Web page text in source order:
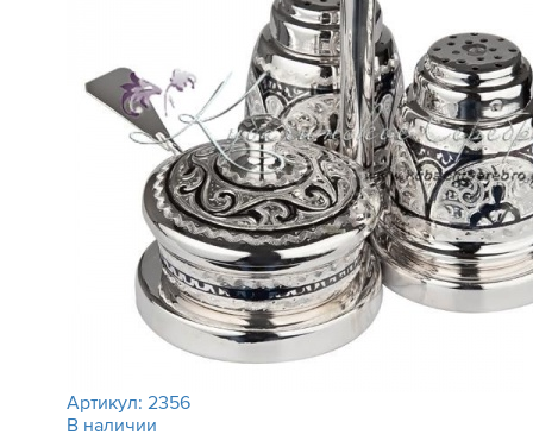
Артикул: 2356
В наличии